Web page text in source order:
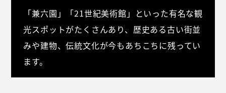
「兼六園」「21世紀美術館」といった有名な観
光スポットがたくさんあり、歴史ある古い街並
みや建物、伝統文化が今もあちこちに残ってい
ます。